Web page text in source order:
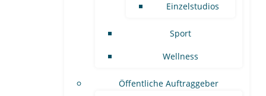
Einzelstudios
Sport
Wellness
Öffentliche Auftraggeber